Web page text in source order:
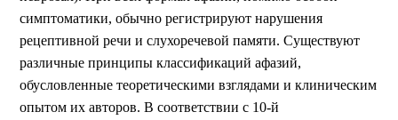
симптоматики, обычно регистрируют нарушения
рецептивной речи и слухоречевой памяти. Существуют
различные принципы классификаций афазий,
обусловленные теоретическими взглядами и клиническим
опытом их авторов. В соответствии с 10-й